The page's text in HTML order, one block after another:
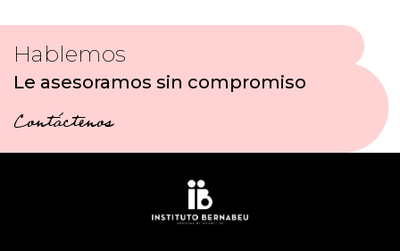
o
Hablemos
Le asesoramos sin compromiso
Contáctenos